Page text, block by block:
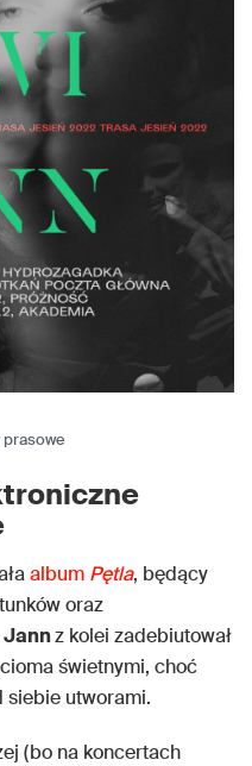
prasowe
album Pętla, będący
oraz
Jannz kolei zadebiutował
świetnymi, choć
siebie utworami.
(bo na koncertach